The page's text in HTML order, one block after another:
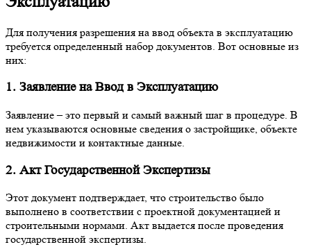
Для получения разрешения на ввод объекта в эксплуатацию
требуется определенный набор документов. Вот основные из
них:
1. Заявление на Ввод в Эксплуатацию
Заявление – это первый и самый важный шаг в процедуре. В
нем указываются основные сведения о застройщике, объекте
недвижимости и контактные данные.
2. Акт Государственной Экспертизы
Этот документ подтверждает, что строительство было
выполнено в соответствии с проектной документацией и
строительными нормами. Акт выдается после проведения
государственной экспертизы.